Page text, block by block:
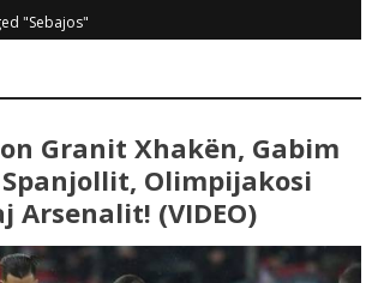
"Sebajos"
Granit Xhakën, Gabim
Olimpijakosi
Arsenalit! (VIDEO)